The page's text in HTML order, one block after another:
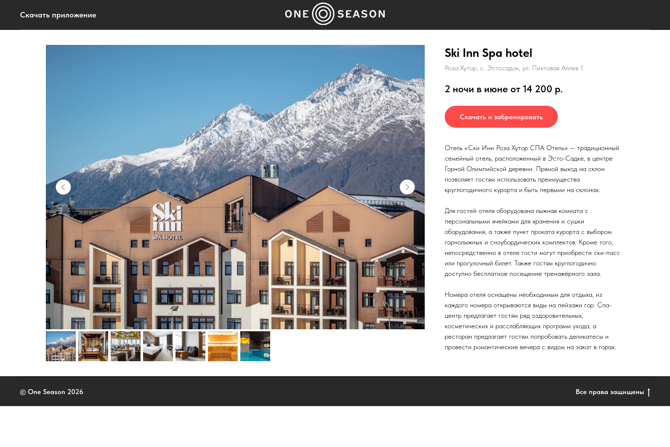
Скачать приложение
Ski Inn Spa hotel
Роза Хутор, с. Эстосадок, ул. Пихтовая Аллея 1
2 ночи в июне от 14 200 р.
Скачать и забронировать
Отель «Ски Инн Роза Хутор СПА Отель» — традиционный
семейный отель, расположенный в Эсто-Садке, в центре
Горной Олимпийской деревни. Прямой выход на склон
позволяет гостям использовать преимущества
круглогодичного курорта и быть первыми на склонах.
Для гостей отеля оборудована лыжная комната с
персональными ячейками для хранения и сушки
оборудования, а также пункт проката курорта с выбором
горнолыжных и сноубордических комплектов. Кроме того,
непосредственно в отеле гости могут приобрести ски-пасс
или прогулочный билет. Также гостям круглогодично
доступно бесплатное посещение тренажёрного зала.
Номера отеля оснащены необходимым для отдыха, из
каждого номера открываются виды на пейзажи гор. Спа-
центр предлагает гостям ряд оздоровительных,
косметических и расслабляющих программ ухода, а
ресторан предлагает гостям попробовать деликатесы и
провести романтические вечера с видом на закат в горах.
© One Season 2026 Все права защищены